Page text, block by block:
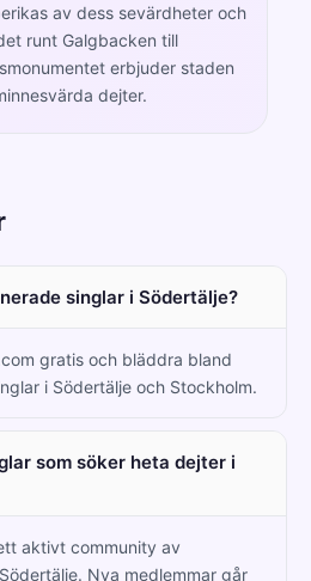
av dess sevärdheter och
runt Galgbacken till
erbjuder staden
dejter.
singlar i Södertälje?
gratis och bläddra bland
i Södertälje och Stockholm.
som söker heta dejter i
aktivt community av
Nya medlemmar går